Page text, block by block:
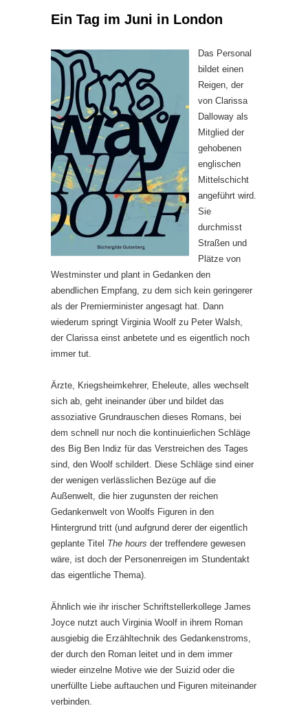
Ein Tag im Juni in London
Das Personal
bildet einen
Reigen, der
von Clarissa
Dalloway als
Mitglied der
gehobenen
englischen
Mittelschicht
angeführt wird.
Sie
durchmisst
Straßen und
Plätze von
Westminster und plant in Gedanken den
abendlichen Empfang, zu dem sich kein geringerer
als der Premierminister angesagt hat. Dann
wiederum springt Virginia Woolf zu Peter Walsh,
der Clarissa einst anbetete und es eigentlich noch
immer tut.
Ärzte, Kriegsheimkehrer, Eheleute, alles wechselt
sich ab, geht ineinander über und bildet das
assoziative Grundrauschen dieses Romans, bei
dem schnell nur noch die kontinuierlichen Schläge
des Big Ben Indiz für das Verstreichen des Tages
sind, den Woolf schildert. Diese Schläge sind einer
der wenigen verlässlichen Bezüge auf die
Außenwelt, die hier zugunsten der reichen
Gedankenwelt von Woolfs Figuren in den
Hintergrund tritt (und aufgrund derer der eigentlich
geplante Titel The hours der treffendere gewesen
wäre, ist doch der Personenreigen im Stundentakt
das eigentliche Thema).
Ähnlich wie ihr irischer Schriftstellerkollege James
Joyce nutzt auch Virginia Woolf in ihrem Roman
ausgiebig die Erzähltechnik des Gedankenstroms,
der durch den Roman leitet und in dem immer
wieder einzelne Motive wie der Suizid oder die
unerfüllte Liebe auftauchen und Figuren miteinander
verbinden.